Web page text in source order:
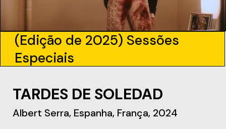
(Edição de 2025) Sessões
Especiais
TARDES DE SOLEDAD
Albert Serra, Espanha, França, 2024